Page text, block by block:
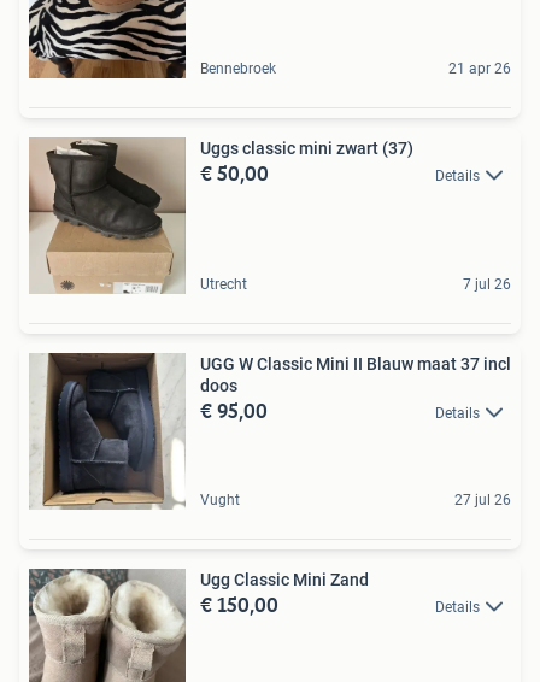
Bennebroek 21 apr 26
Uggs classic mini zwart (37)
€ 50,00 Details
Utrecht 7 jul 26
UGG W Classic Mini II Blauw maat 37 incl
doos
€ 95,00 Details
Vught 27 jul 26
Ugg Classic Mini Zand
€ 150,00 Details